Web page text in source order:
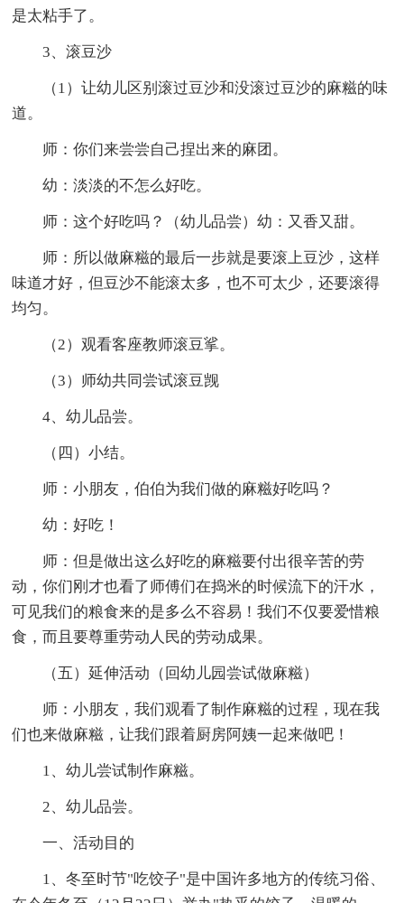
是太粘手了。
3、滚豆沙
（1）让幼儿区别滚过豆沙和没滚过豆沙的麻糍的味
道。
师：你们来尝尝自己捏出来的麻团。
幼：淡淡的不怎么好吃。
师：这个好吃吗？（幼儿品尝）幼：又香又甜。
师：所以做麻糍的最后一步就是要滚上豆沙，这样
味道才好，但豆沙不能滚太多，也不可太少，还要滚得
均匀。
（2）观看客座教师滚豆挲。
（3）师幼共同尝试滚豆觊
4、幼儿品尝。
（四）小结。
师：小朋友，伯伯为我们做的麻糍好吃吗？
幼：好吃！
师：但是做出这么好吃的麻糍要付出很辛苦的劳
动，你们刚才也看了师傅们在捣米的时候流下的汗水，
可见我们的粮食来的是多么不容易！我们不仅要爱惜粮
食，而且要尊重劳动人民的劳动成果。
（五）延伸活动（回幼儿园尝试做麻糍）
师：小朋友，我们观看了制作麻糍的过程，现在我
们也来做麻糍，让我们跟着厨房阿姨一起来做吧！
1、幼儿尝试制作麻糍。
2、幼儿品尝。
一、活动目的
1、冬至时节"吃饺子"是中国许多地方的传统习俗、